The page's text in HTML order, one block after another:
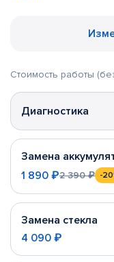
Стоимость работы
Диагностика
Замена
1 890 ₽2 390 ₽ -
Замена стекла
4 090 ₽